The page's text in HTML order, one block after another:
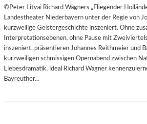
©Peter Litvai Richard Wagners „Fliegender
Landestheater Niederbayern unter der Regie von
kurzweilige Geistergeschichte inszeniert. Ohne
Interpretationsebenen, ohne Pause mit
inszeniert, präsentieren Johannes Reithmeier und
kurzweiligen schmissigen Opernabend zwischen
Liebesdramatik, ideal Richard Wagner
Bayreuther…